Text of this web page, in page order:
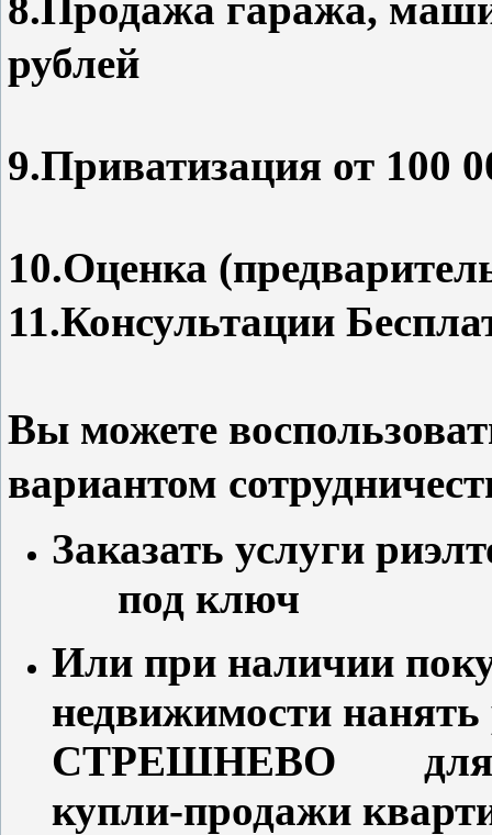
8.Продажа гаража,
рублей
9.Приватизация от 100
10.Оценка
11.Консультации
Вы можете
вариантом
Заказать услуги
под ключ
Или при наличии
недвижимости
СТРЕШНЕВО для
купли-продажи